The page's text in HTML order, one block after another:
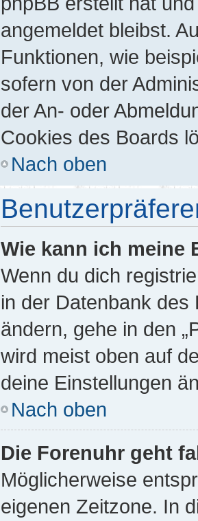
angemeldet bleibst.
Funktionen, wie
sofern von der
der An- oder
Cookies des Boards
Nach oben
Wie kann ich meine
Wenn du dich
in der Datenbank
ändern, gehe in den
wird meist oben auf
deine Einstellungen
Nach oben
Die Forenuhr geht
Möglicherweise
eigenen Zeitzone. In